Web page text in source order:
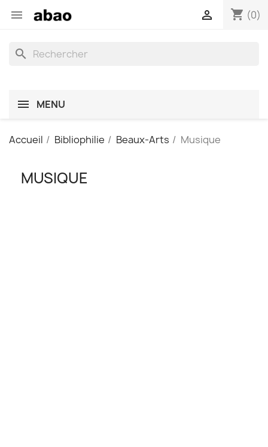
 shopping_cart (0)

search
MENU
Accueil Bibliophilie Beaux-Arts Musique
MUSIQUE